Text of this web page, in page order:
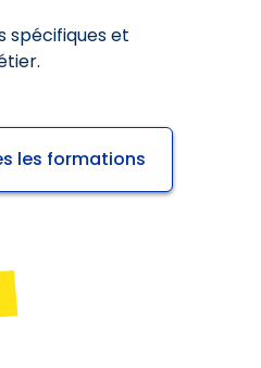
spécifiques et
les formations